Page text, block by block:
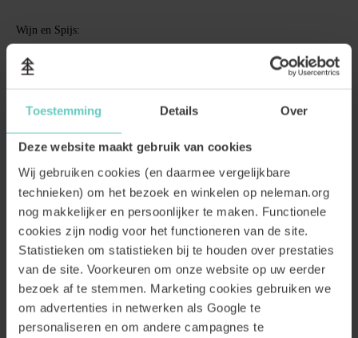
Toestemming Details Over
Deze website maakt gebruik van cookies
Wij gebruiken cookies (en daarmee vergelijkbare
technieken) om het bezoek en winkelen op neleman.org
nog makkelijker en persoonlijker te maken. Functionele
cookies zijn nodig voor het functioneren van de site.
Statistieken om statistieken bij te houden over prestaties
van de site. Voorkeuren om onze website op uw eerder
bezoek af te stemmen. Marketing cookies gebruiken we
om advertenties in netwerken als Google te
personaliseren en om andere campagnes te
Wijn en Spijs:
volle smaak met licht rood fruit, mineralen en een aantrekkelijk
deze heerlijk kruidige vegan variant op Thaise viskoekjes.
Zin gekregen om te gaan koken? Haal snel deze biologische rosé
Nucli rosé bestellen >>